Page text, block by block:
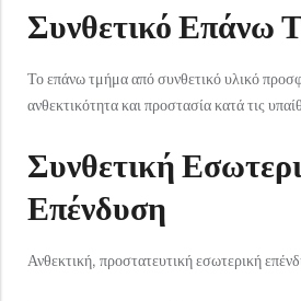
Συνθετικό Επάνω
Το επάνω τμήμα από συνθετικό υλικό
ανθεκτικότητα και προστασία κατά τις
Συνθετική
Επένδυση
Ανθεκτική, προστατευτική εσωτερική